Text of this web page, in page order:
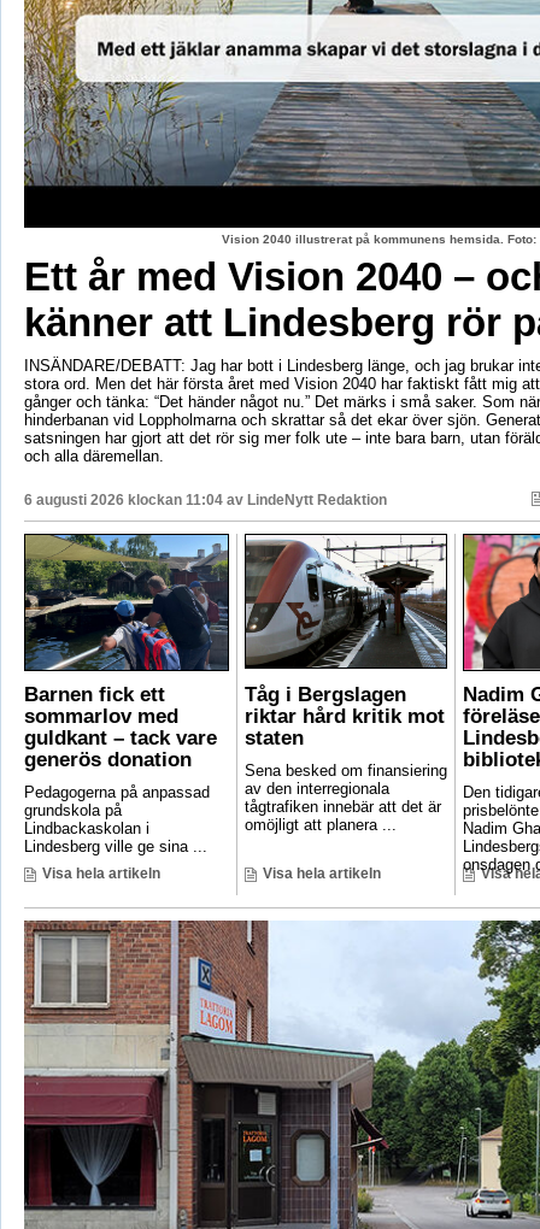
Vision 2040 illustrerat på kommunens hemsida.
Ett år med Vision 2040 –
känner att Lindesberg rör
INSÄNDARE/DEBATT: Jag har bott i Lindesberg länge, och jag brukar
stora ord. Men det här första året med Vision 2040 har faktiskt fått mig
gånger och tänka: “Det händer något nu.” Det märks i små saker. Som
hinderbanan vid Loppholmarna och skrattar så det ekar över sjön.
satsningen har gjort att det rör sig mer folk ute – inte bara barn, utan
och alla däremellan.
6 augusti 2026 klockan 11:04 av LindeNytt Redaktion
Barnen fick ett
sommarlov med
guldkant – tack vare
generös donation
Pedagogerna på anpassad
grundskola på
Lindbackaskolan i
Lindesberg ville ge sina ...
Visa hela artikeln
Tåg i Bergslagen
riktar hård kritik mot
staten
Sena besked om finansiering
av den interregionala
tågtrafiken innebär att det är
omöjligt att planera ...
Visa hela artikeln
Nadim
Den
Nadim
onsdagen
Visa